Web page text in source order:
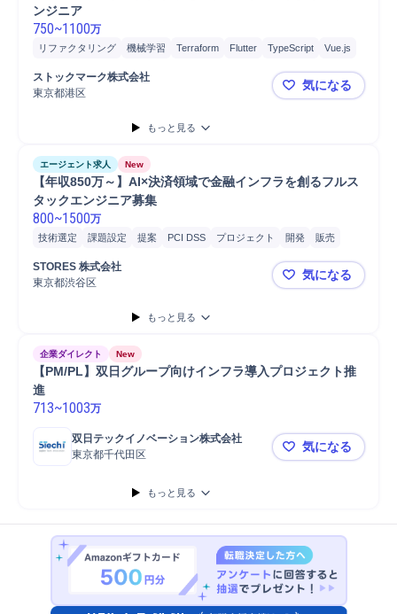
ンジニア
750~1100万
リファクタリング 機械学習 Terraform Flutter TypeScript
Vue.js
Ruby on Rails
プロトタイピング
データ基盤開発
ストックマーク株式会社
東京都港区
気になる
もっと見る
エージェント求人 New
【年収850万～】AI×決済領域で金融インフラを創るフルス
タックエンジニア募集
800~1500万
技術選定 課題設定 提案 PCI DSS プロジェクト 開発
販売
プロセッサ
ソフトウェア
テックリード
STORES 株式会社
東京都渋谷区
【年収850
気になる
もっと見る
企業ダイレクト New
【PM/PL】双日グループ向けインフラ導入プロジェクト推
進
713~1003万
双日テックイノベーション株式会社
東京都千代田区
【PM/PL】
気になる
もっと見る